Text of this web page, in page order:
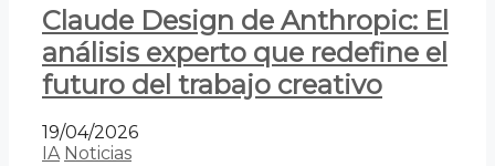
Claude Design de Anthropic: El
análisis experto que redefine el
futuro del trabajo creativo
19/04/2026
IA Noticias